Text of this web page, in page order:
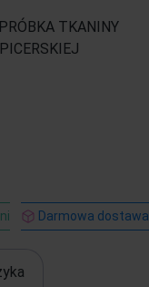
TKANINY
Darmowa dostawa